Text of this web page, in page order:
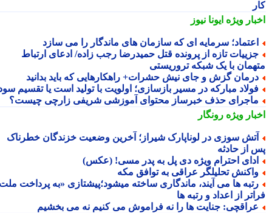
ویژهایونا نیوز
سرمایه ای که سازمان های ماندگار را می سازد
تازه از پرونده قتل حمیدرضا رجب زاده/ ادعای ارتباط
با یک شبکه تروریستی
گزش و جای نیش حشرات+ راهکارهایی که باید بدانید
مبارکه در مسیر بازسازی؛ اولویت با تولید است یا تقسیم سود؟
حذف خبرساز محتوای آموزشی شریفی زارچی چیست؟
ویژهرونگار
سوزی در لوناپارک شیراز؛ آخرین وضعیت خزندگان خطرناک
از حادثه
احترام ویژه دی پل به پدر مسی! (عکس)
تحلیلگر عراقی به توافق مکه
ها می آیند، ماندگاری ساخته میشود؛پیشتازی «به پرداخت ملت
از اعداد و رتبه ها
جنایت ها را نه فراموش می کنیم نه می بخشیم